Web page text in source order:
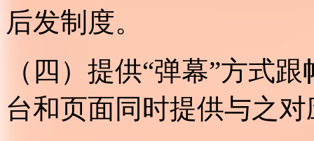
后发制度。
（四）提供“弹幕”方式
台和页面同时提供与之